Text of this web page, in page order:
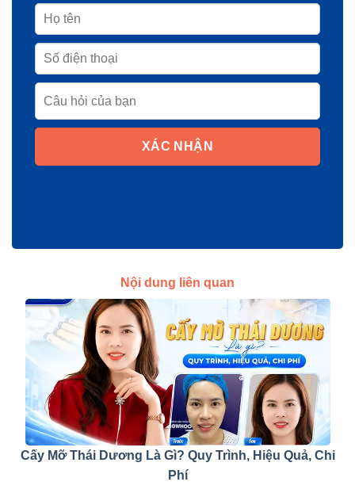
XÁC NHẬN
Nội dung liên quan
Cấy Mỡ Thái Dương Là Gì? Quy Trình, Hiệu Quả, Chi
Phí